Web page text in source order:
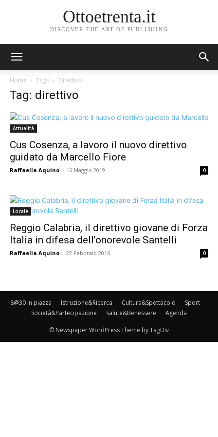
Ottoetrenta.it
DISCOVER THE ART OF PUBLISHING
Home Tags Direttivo
Tag: direttivo
Attualità
Cus Cosenza, a lavoro il nuovo direttivo
guidato da Marcello Fiore
Raffaella Aquino - 16 Maggio 2019 0
Locale
Reggio Calabria, il direttivo giovane di Forza
Italia in difesa dell’onorevole Santelli
Raffaella Aquino - 22 Febbraio 2016 0
8@30 in piazza Istruzione&Ricerca Cultura&Spettacolo
Sport
Società&Partecipazione
Salute&Benessere Agenda
© Newspaper WordPress Theme by TagDiv